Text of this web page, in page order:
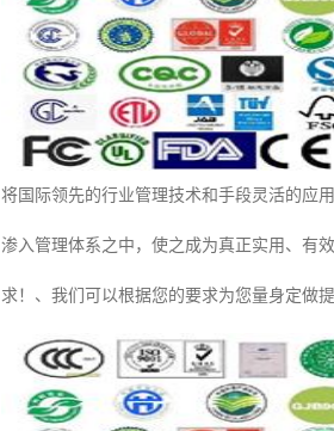
将国际领先的行业管理技术和手段灵活的应
渗入管理体系之中，使之成为真正实用、有
求！、我们可以根据您的要求为您量身定做